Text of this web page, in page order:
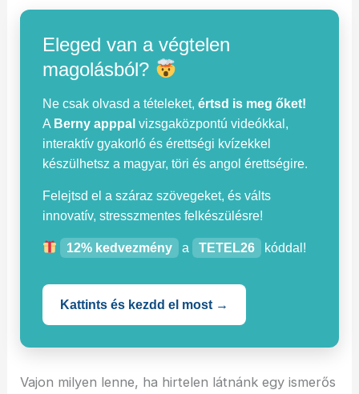
Eleged van a végtelen
magolásból?
Ne csak olvasd a tételeket,értsd is meg őket!
A Berny apppal vizsgaközpontú videókkal,
interaktív gyakorló és érettségi kvízekkel
készülhetsz a magyar, töri és angol érettségire.
Felejtsd el a száraz szövegeket, és válts
innovatív, stresszmentes felkészülésre!
12% kedvezmény a TETEL26 kóddal!
Kattints és kezdd el most →
Vajon milyen lenne, ha hirtelen látnánk egy ismerős